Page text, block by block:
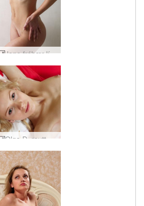
Jane frábær líkami #37
Olga D. rautt rúm #75